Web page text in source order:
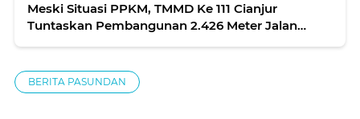
Meski Situasi PPKM, TMMD Ke 111 Cianjur
Tuntaskan Pembangunan 2.426 Meter Jalan
BERITA PASUNDAN